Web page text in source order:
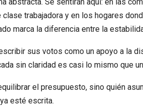
trabajadora y en los hogares
marca la diferencia entre la
sus votos como un apoyo a la
sin claridad es casi lo mismo que
el presupuesto, sino quién
esté escrita.